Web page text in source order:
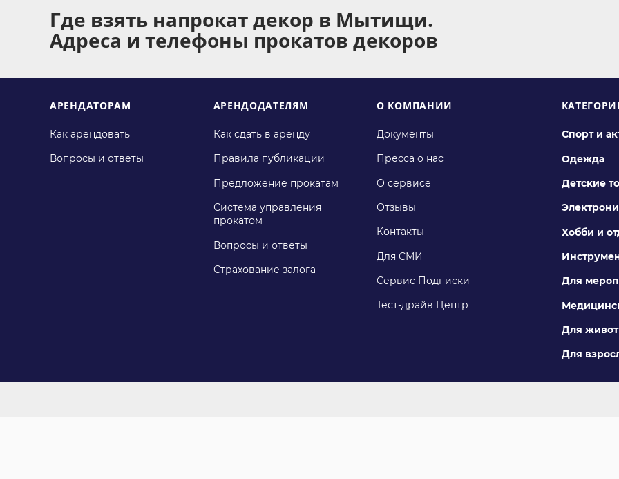
Где взять напрокат декор в Мытищи.
Адреса и телефоны прокатов декоров
АРЕНДАТОРАМ
Как арендовать
Вопросы и ответы
АРЕНДОДАТЕЛЯМ
Как сдать в аренду
Правила публикации
Предложение прокатам
Система управления
прокатом
Вопросы и ответы
Страхование залога
О КОМПАНИИ
Документы
Пресса о нас
О сервисе
Отзывы
Контакты
Для СМИ
Сервис Подписки
Тест-драйв Центр
Спорт и
Одежда
Детские
Хобби и
Для
Для
Для